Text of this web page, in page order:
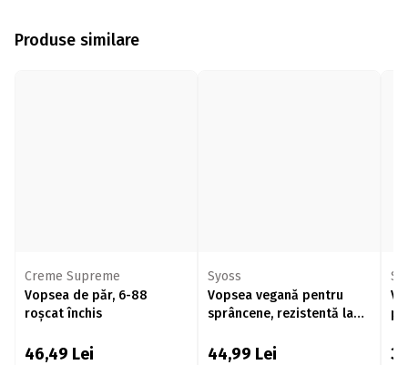
Produse similare
Creme Supreme
Vopsea de păr, 6-88
roșcat închis
46,49 Lei
Syoss
Vopsea vegană pentru
sprâncene, rezistentă la
închis 10ml
44,99 Lei